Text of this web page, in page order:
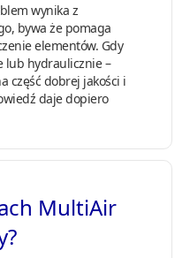
wynika z
bywa że pomaga
elementów. Gdy
lub hydraulicznie –
część dobrej jakości i
daje dopiero
MultiAir